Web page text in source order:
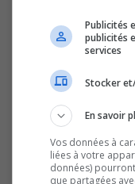
Publicités
publicités
services
Stocker
En savoir
Vos données à
liées à votre
données)
que partagées